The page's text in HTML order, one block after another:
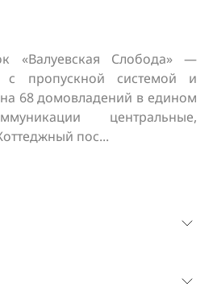
«Валуевская Слобода» —
с пропускной системой и
68 домовладений в едином
центральные,
пос...